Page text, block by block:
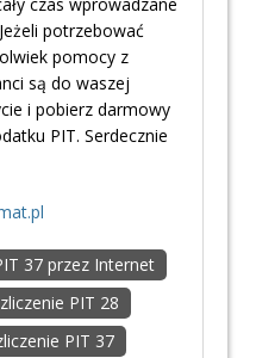
czas wprowadzane
potrzebować
pomocy z
są do waszej
i pobierz darmowy
PIT. Serdecznie
37 przez Internet
PIT 28
PIT 37